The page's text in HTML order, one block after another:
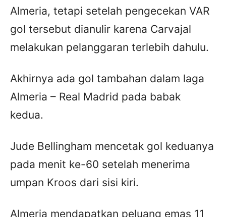
Almeria, tetapi setelah pengecekan VAR
gol tersebut dianulir karena Carvajal
melakukan pelanggaran terlebih dahulu.
Akhirnya ada gol tambahan dalam laga
Almeria – Real Madrid pada babak
kedua.
Jude Bellingham mencetak gol keduanya
pada menit ke-60 setelah menerima
umpan Kroos dari sisi kiri.
Almeria mendapatkan peluang emas 11